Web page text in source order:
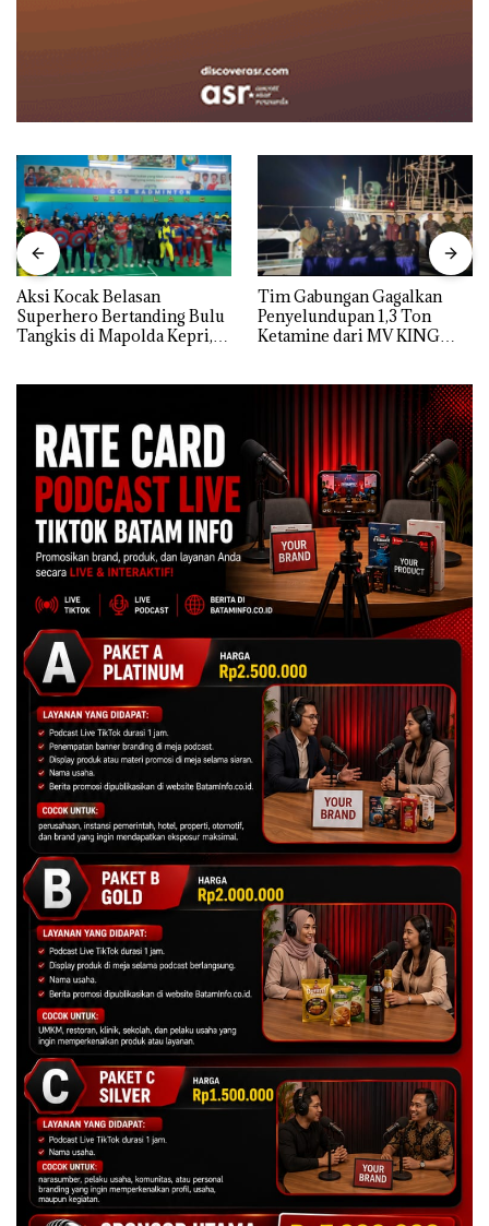
Aksi Kocak Belasan
Superhero Bertanding Bulu
Tangkis di Mapolda Kepri,
Tim Gabungan Gagalkan
Penyelundupan 1,3 Ton
Ketamine dari MV KING